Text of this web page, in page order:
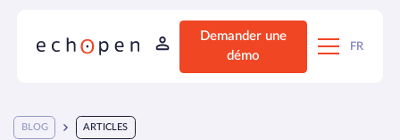
Demander une
démo
FR
BLOG ARTICLES